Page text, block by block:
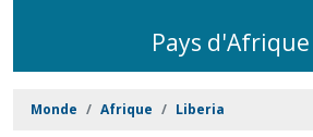
Pays d'Afrique
Monde Afrique Liberia